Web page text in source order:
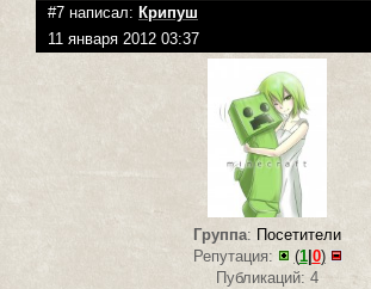
#7 написал: Крипуш
11 января 2012 03:37
Группа: Посетители
Репутация:
(1| 0)
Публикаций: 4